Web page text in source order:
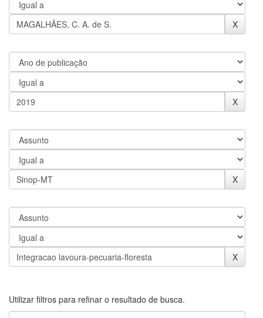
Utilizar filtros para refinar o resultado de busca.